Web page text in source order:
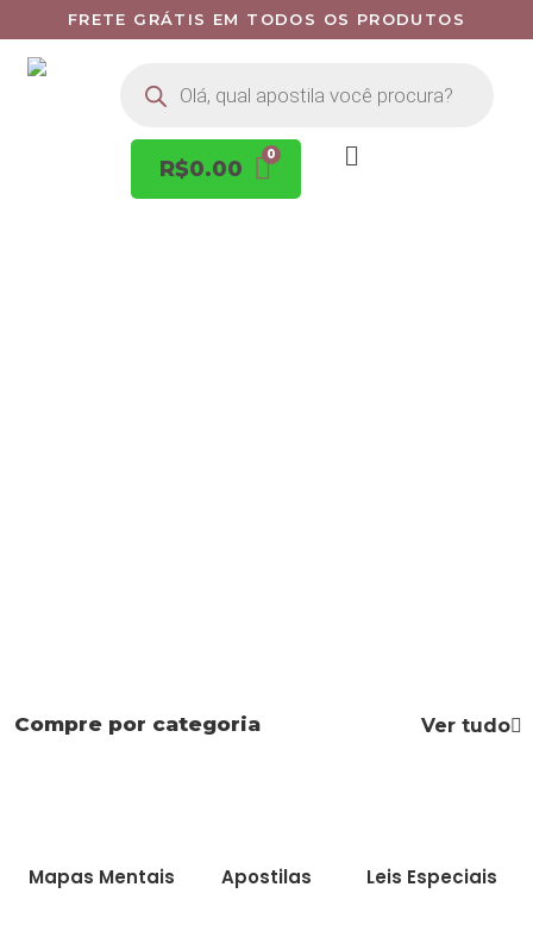
FRETE GRÁTIS EM TODOS OS PRODUTOS
R$0.00
Compre por categoria Ver tudo
Mapas Mentais Apostilas Leis Especiais